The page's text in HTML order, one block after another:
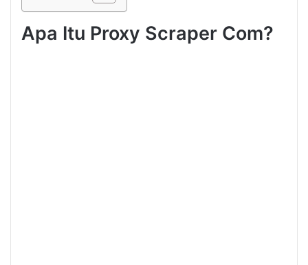
Apa Itu Proxy Scraper Com?